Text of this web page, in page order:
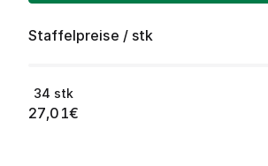
Staffelpreise / stk
34 stk
27,01€